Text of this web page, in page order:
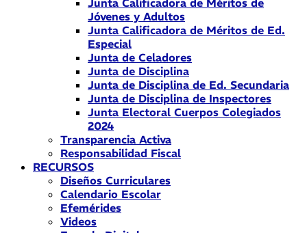
Junta Calificadora de Méritos de
Jóvenes y Adultos
Junta Calificadora de Méritos de Ed.
Especial
Junta de Celadores
Junta de Disciplina
Junta de Disciplina de Ed. Secundaria
Junta de Disciplina de Inspectores
Junta Electoral Cuerpos Colegiados
2024
Transparencia Activa
Responsabilidad Fiscal
RECURSOS
Diseños Curriculares
Calendario Escolar
Efemérides
Videos